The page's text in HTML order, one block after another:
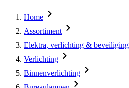
Home
Assortiment
Elektra, verlichting & beveiliging
Verlichting
Binnenverlichting